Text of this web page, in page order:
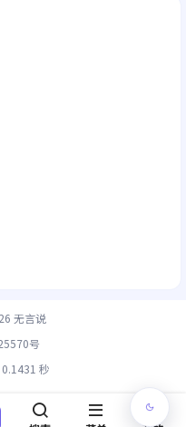
无言说
号
秒